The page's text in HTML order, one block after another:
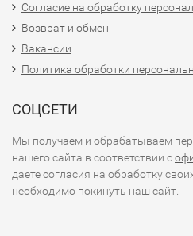
Согласие на обработку
Возврат и обмен
Вакансии
Политика обработки
СОЦСЕТИ
Мы получаем и обрабатываем
нашего сайта в соответствии с
даете согласия на обработку
необходимо покинуть наш сайт.